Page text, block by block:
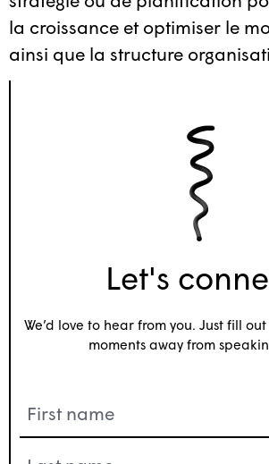
la croissance et optimiser le
ainsi que la structure
Let's
We’d love to hear from you. Just fill
moments away from